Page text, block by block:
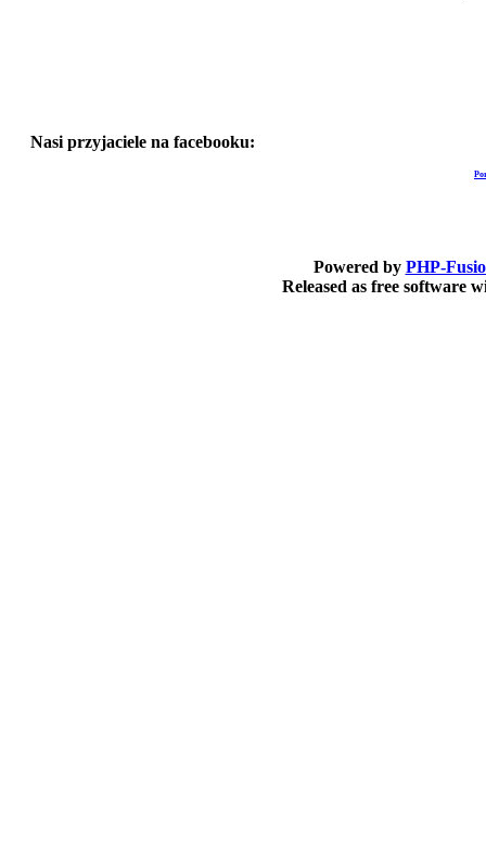
Nasi przyjaciele na facebooku:
Powered by PHP-
Released as free software